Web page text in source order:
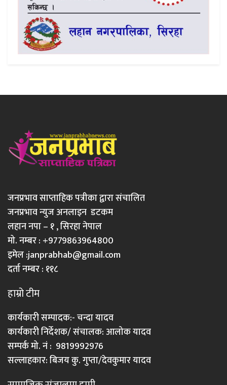
जनप्रभाव साप्ताहिक पत्रीका द्वारा संचालित
जनप्रभाव न्युज अनलाइन डटकम
लहान नपा – १ , सिरहा नेपाल
मो. नम्बर : +9779863964800
इमेल :janprabhab@gmail.com
दर्ता नम्बर : ११८
हाम्रो टीम
कार्यकारी सम्पादक:- चन्दा यादव
कार्यकारी निर्देशक/ संचालक: आलोक यादव
सम्पर्क मो. नं : 9819992976
सल्लाहकार: बिजय कु. गुप्ता/देवकुमार यादव